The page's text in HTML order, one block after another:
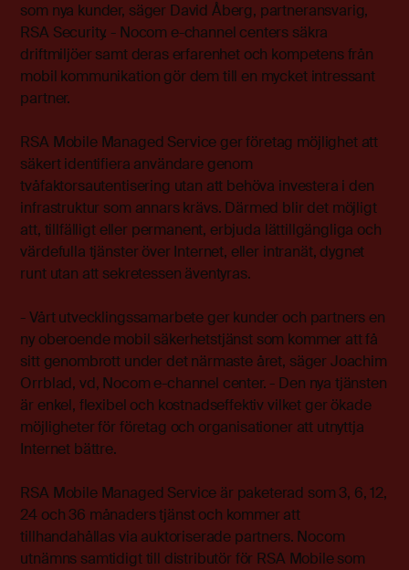
som nya kunder, säger David Åberg, partneransvarig,
RSA Security. - Nocom e-channel centers säkra
driftmiljöer samt deras erfarenhet och kompetens från
mobil kommunikation gör dem till en mycket intressant
partner.
RSA Mobile Managed Service ger företag möjlighet att
säkert identifiera användare genom
tvåfaktorsautentisering utan att behöva investera i den
infrastruktur som annars krävs. Därmed blir det möjligt
att, tillfälligt eller permanent, erbjuda lättillgängliga och
värdefulla tjänster över Internet, eller intranät, dygnet
runt utan att sekretessen äventyras.
- Vårt utvecklingssamarbete ger kunder och partners en
ny oberoende mobil säkerhetstjänst som kommer att få
sitt genombrott under det närmaste året, säger Joachim
Orrblad, vd, Nocom e-channel center. - Den nya tjänsten
är enkel, flexibel och kostnadseffektiv vilket ger ökade
möjligheter för företag och organisationer att utnyttja
Internet bättre.
RSA Mobile Managed Service är paketerad som 3, 6, 12,
24 och 36 månaders tjänst och kommer att
tillhandahållas via auktoriserade partners. Nocom
utnämns samtidigt till distributör för RSA Mobile som